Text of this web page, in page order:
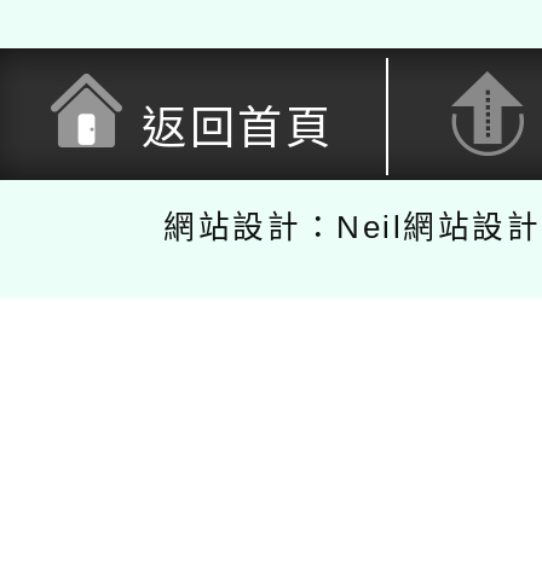
返回首頁
網站設計：Neil網站設